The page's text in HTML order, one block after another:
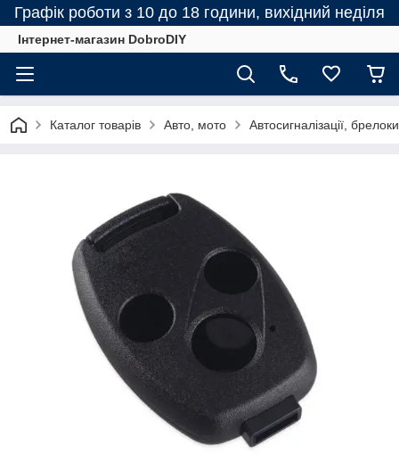
Графік роботи з 10 до 18 години, вихідний неділя
Інтернет-магазин DobroDIY
Каталог товарів Авто, мото Автосигналізації,